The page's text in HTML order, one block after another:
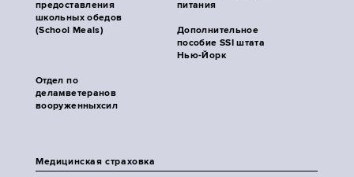
предоставления
школьных обедов
(School Meals)
питания
Дополнительное
пособие SSI штата
Нью-Йорк
Отдел по
деламветеранов
вооруженныхсил
Медицинская страховка